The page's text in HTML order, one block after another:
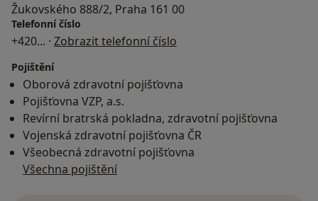
Žukovského 888/2, Praha 161 00
Telefonní číslo
+420... · Zobrazit telefonní číslo
Pojištění
Oborová zdravotní pojišťovna
Pojišťovna VZP, a.s.
Revírní bratrská pokladna, zdravotní pojišťovna
Vojenská zdravotní pojišťovna ČR
Všeobecná zdravotní pojišťovna
Všechna pojištění